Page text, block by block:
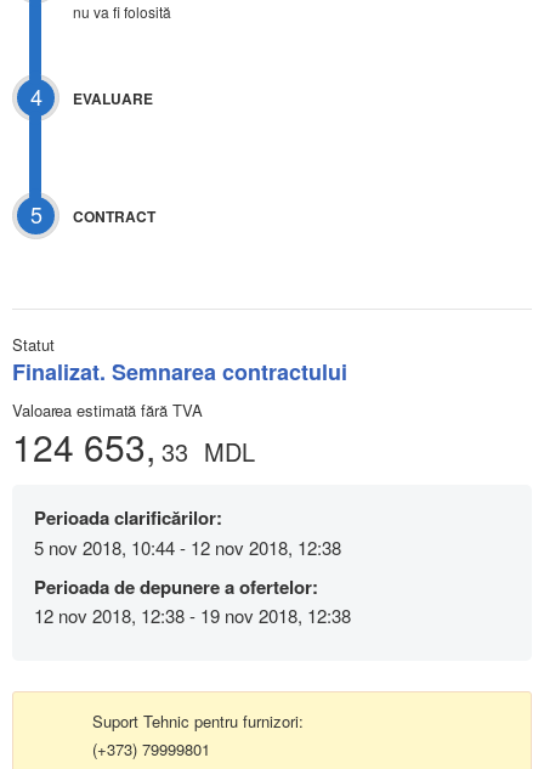
nu va fi folosită
4 EVALUARE
5 CONTRACT
Statut
Finalizat. Semnarea contractului
Valoarea estimată fără TVA
124 653, 33 MDL
Perioada clarificărilor:
5 nov 2018, 10:44 - 12 nov 2018, 12:38
Perioada de depunere a ofertelor:
12 nov 2018, 12:38 - 19 nov 2018, 12:38
Suport Tehnic pentru furnizori:
(+373) 79999801